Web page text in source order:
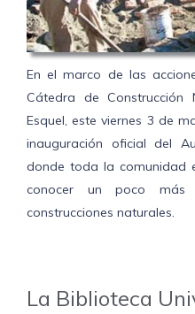
En el marco de las
Cátedra de Construcción
Esquel, este viernes 3 de
inauguración oficial del
donde toda la comunidad
conocer un poco
construcciones naturales.
La Biblioteca